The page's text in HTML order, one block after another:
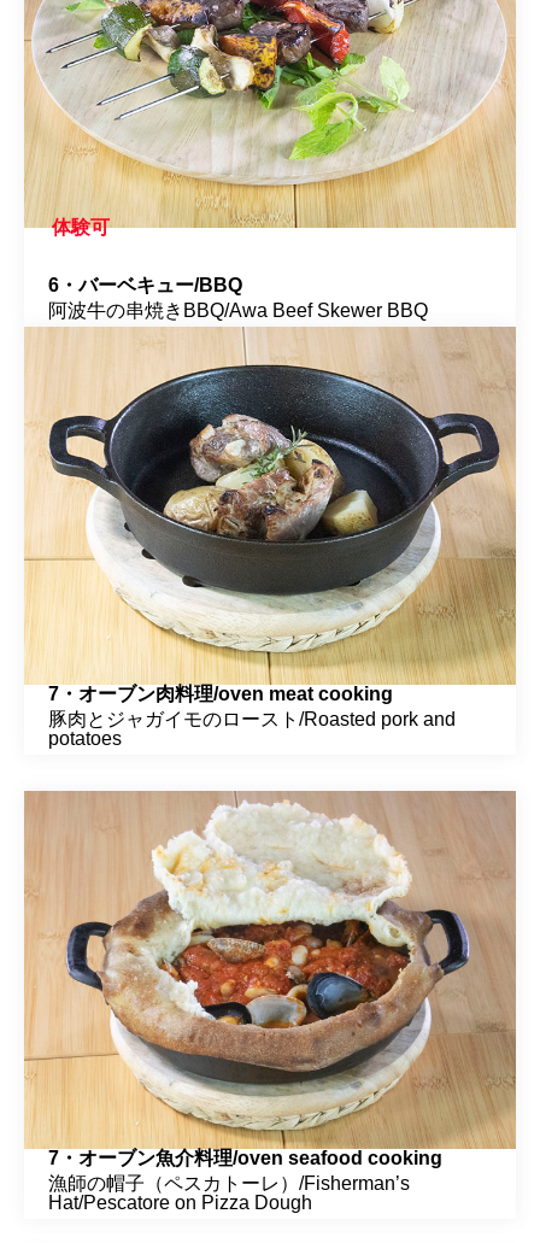
体験可
6・バーベキュー/BBQ
阿波牛の串焼きBBQ/Awa Beef Skewer BBQ
7・オーブン肉料理/oven meat cooking
豚肉とジャガイモのロースト/Roasted pork and
potatoes
7・オーブン魚介料理/oven seafood cooking
漁師の帽子（ペスカトーレ）/Fisherman’s
Hat/Pescatore on Pizza Dough